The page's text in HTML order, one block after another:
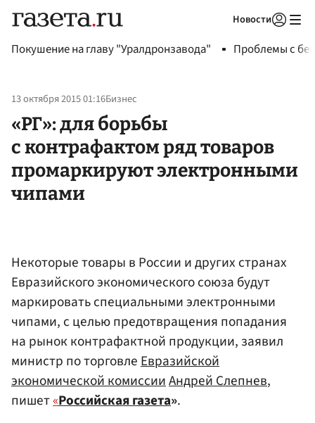
Новости
Покушение на главу "Уралдронзавода" Проблемы с
13 октября 2015 01:16Бизнес
«РГ»: для борьбы
с контрафактом ряд товаров
промаркируют электронными
чипами
Некоторые товары в России и других странах
Евразийского экономического союза будут
маркировать специальными электронными
чипами, с целью предотвращения попадания
на рынок контрафактной продукции, заявил
министр по торговлеЕвразийской
экономической комиссииАндрей Слепнев,
пишет«Российская газета».